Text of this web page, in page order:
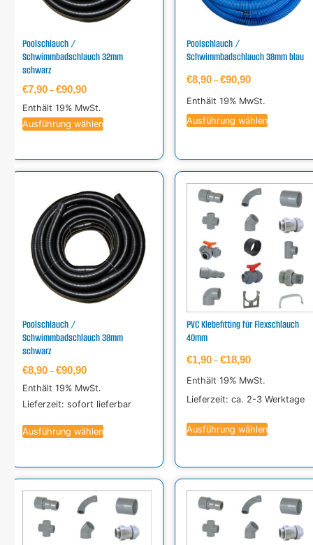
Poolschlauch /
Schwimmbadschlauch 32mm
schwarz
€7,90 – €90,90
Enthält 19% MwSt.
Ausführung wählen
Poolschlauch /
Schwimmbadschlauch 38mm blau
€8,90 – €90,90
Enthält 19% MwSt.
Ausführung wählen
Poolschlauch /
Schwimmbadschlauch 38mm
schwarz
€8,90 – €90,90
Enthält 19% MwSt.
Lieferzeit: sofort lieferbar
Ausführung wählen
PVC Klebefitting für Flexschlauch
40mm
€1,90 – €18,90
Enthält 19% MwSt.
Lieferzeit: ca. 2-3 Werktage
Ausführung wählen